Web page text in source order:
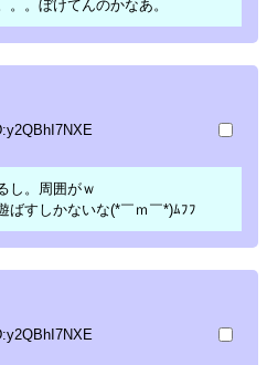
。ぼけてんのかなあ。
し。周囲がｗ
ばすしかないな(*￣ｍ￣*)ﾑﾌﾌ